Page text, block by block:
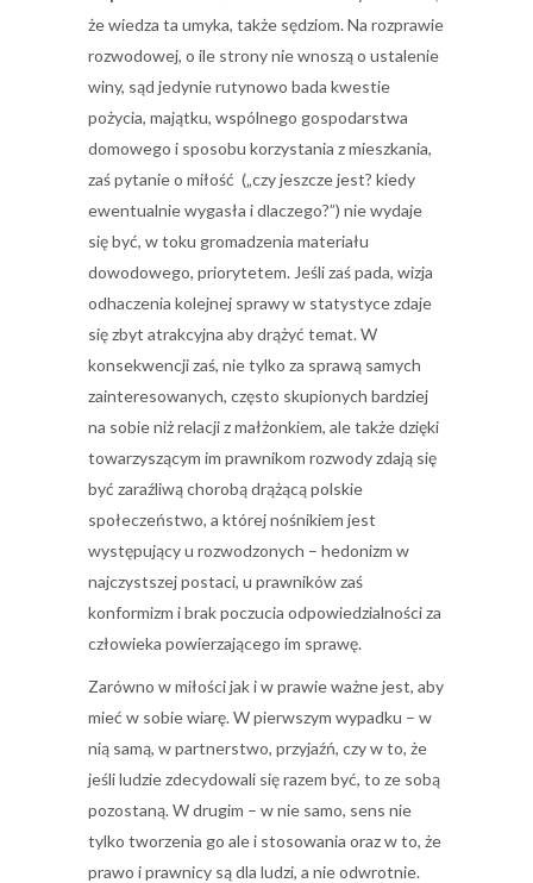
że wiedza ta umyka, także sędziom. Na rozprawie
rozwodowej, o ile strony nie wnoszą o ustalenie
winy, sąd jedynie rutynowo bada kwestie
pożycia, majątku, wspólnego gospodarstwa
domowego i sposobu korzystania z mieszkania,
zaś pytanie o miłość („czy jeszcze jest? kiedy
ewentualnie wygasła i dlaczego?”) nie wydaje
się być, w toku gromadzenia materiału
dowodowego, priorytetem. Jeśli zaś pada, wizja
odhaczenia kolejnej sprawy w statystyce zdaje
się zbyt atrakcyjna aby drążyć temat. W
konsekwencji zaś, nie tylko za sprawą samych
zainteresowanych, często skupionych bardziej
na sobie niż relacji z małżonkiem, ale także dzięki
towarzyszącym im prawnikom rozwody zdają się
być zaraźliwą chorobą drążącą polskie
społeczeństwo, a której nośnikiem jest
występujący u rozwodzonych – hedonizm w
najczystszej postaci, u prawników zaś
konformizm i brak poczucia odpowiedzialności za
człowieka powierzającego im sprawę.
Zarówno w miłości jak i w prawie ważne jest, aby
mieć w sobie wiarę. W pierwszym wypadku – w
nią samą, w partnerstwo, przyjaźń, czy w to, że
jeśli ludzie zdecydowali się razem być, to ze sobą
pozostaną. W drugim – w nie samo, sens nie
tylko tworzenia go ale i stosowania oraz w to, że
prawo i prawnicy są dla ludzi, a nie odwrotnie.